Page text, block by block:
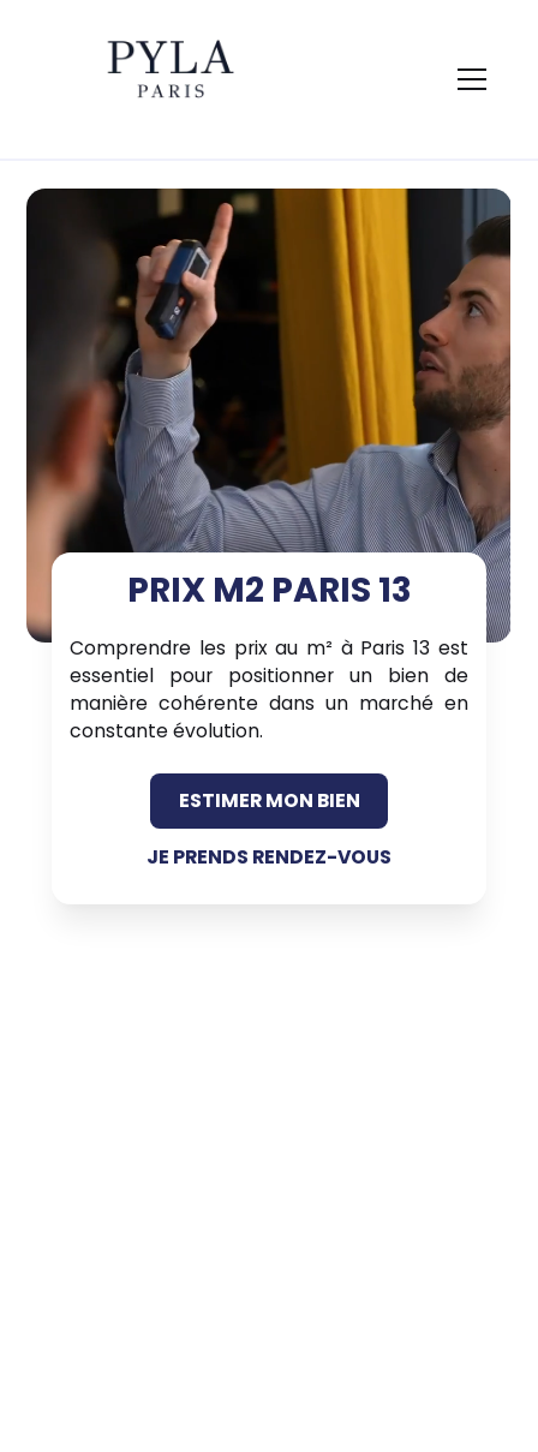
PRIX M2 PARIS 13
Comprendre les prix au m² à Paris 13 est
essentiel pour positionner un bien de
manière cohérente dans un marché en
constante évolution.
ESTIMER MON BIEN
JE PRENDS RENDEZ-VOUS